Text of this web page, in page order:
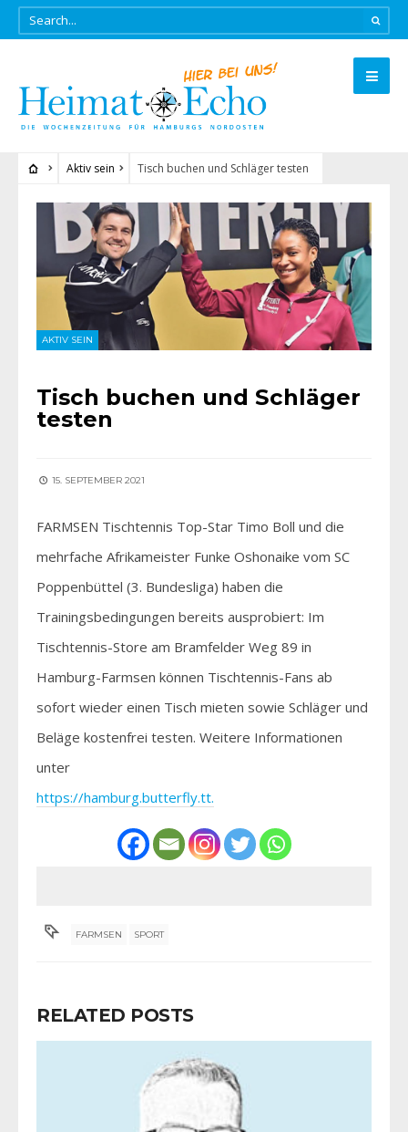
Aktiv sein Tisch buchen und Schläger testen
AKTIV SEIN
Tisch buchen und Schläger
testen
15. SEPTEMBER 2021
FARMSEN Tischtennis Top-Star Timo Boll und die
mehrfache Afrikameister Funke Oshonaike vom SC
Poppenbüttel (3. Bundesliga) haben die
Trainingsbedingungen bereits ausprobiert: Im
Tischtennis-Store am Bramfelder Weg 89 in
Hamburg-Farmsen können Tischtennis-Fans ab
sofort wieder einen Tisch mieten sowie Schläger und
Beläge kostenfrei testen. Weitere Informationen
unter
https://hamburg.butterfly.tt.
FARMSEN SPORT
RELATED POSTS